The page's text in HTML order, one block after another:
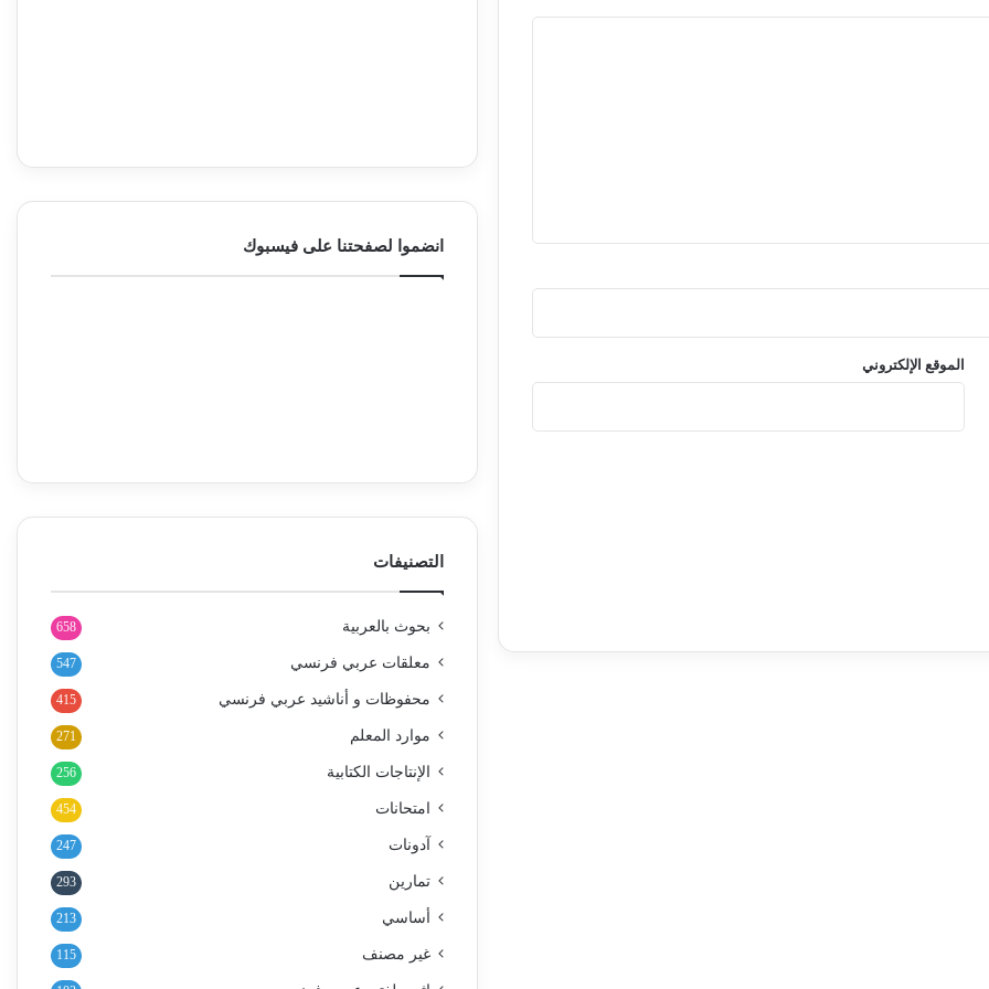
الموقع الإلكتروني
انضموا لصفحتنا على فيسبوك
التصنيفات
بحوث بالعربية 658
معلقات عربي فرنسي 547
محفوظات و أناشيد عربي فرنسي 415
موارد المعلم 271
الإنتاجات الكتابية 256
امتحانات 454
آدونات 247
تمارين 293
أساسي 213
غير مصنف 115